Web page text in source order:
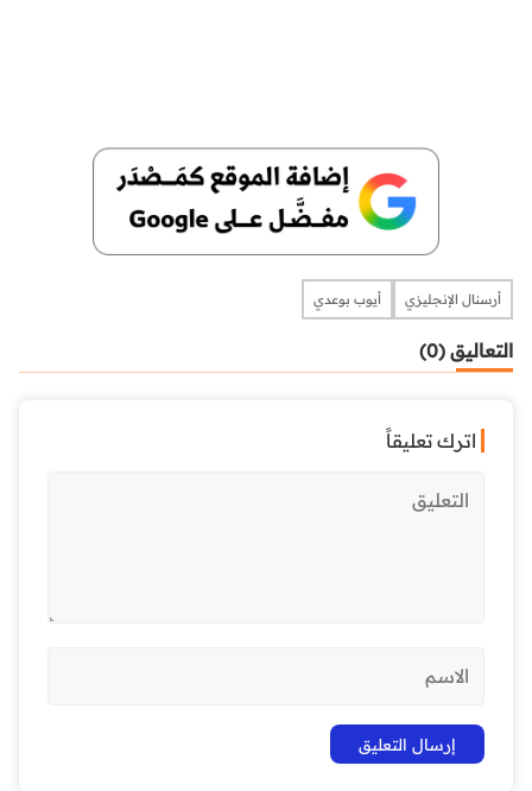
أرسنال الإنجليزي أيوب بوعدي
التعاليق (0)
اترك تعليقاً